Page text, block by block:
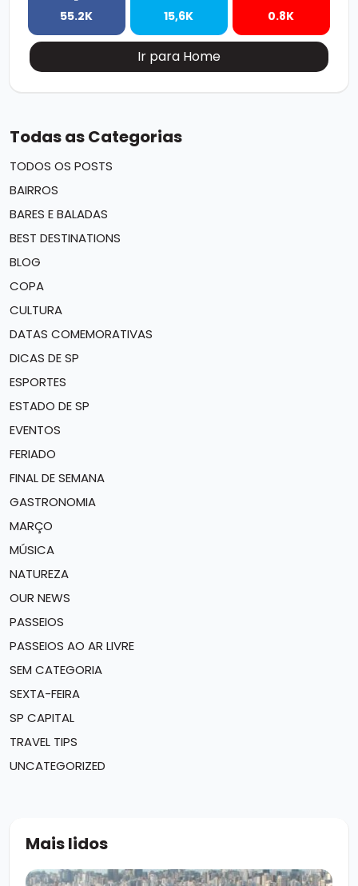
55.2K 15,6K 0.8K
Ir para Home
Todas as Categorias
TODOS OS POSTS
BAIRROS
BARES E BALADAS
BEST DESTINATIONS
BLOG
COPA
CULTURA
DATAS COMEMORATIVAS
DICAS DE SP
ESPORTES
ESTADO DE SP
EVENTOS
FERIADO
FINAL DE SEMANA
GASTRONOMIA
MARÇO
MÚSICA
NATUREZA
OUR NEWS
PASSEIOS
PASSEIOS AO AR LIVRE
SEM CATEGORIA
SEXTA-FEIRA
SP CAPITAL
TRAVEL TIPS
UNCATEGORIZED
Mais lidos